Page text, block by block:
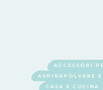
AMAZON
PAVIMENTI E FINESTRE
INFORMATICA